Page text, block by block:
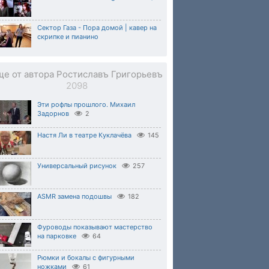
Сектор Газа - Пора домой | кавер на
скрипке и пианино
от автора Ростиславъ Григорьевъ
2098
Эти рофлы прошлого. Михаил
Задорнов
2
Настя Ли в театре Куклачёва 145
Универсальный рисунок 257
ASMR замена подошвы 182
Фуроводы показывают мастерство
на парковке
64
Рюмки и бокалы с фигурными
ножками
61